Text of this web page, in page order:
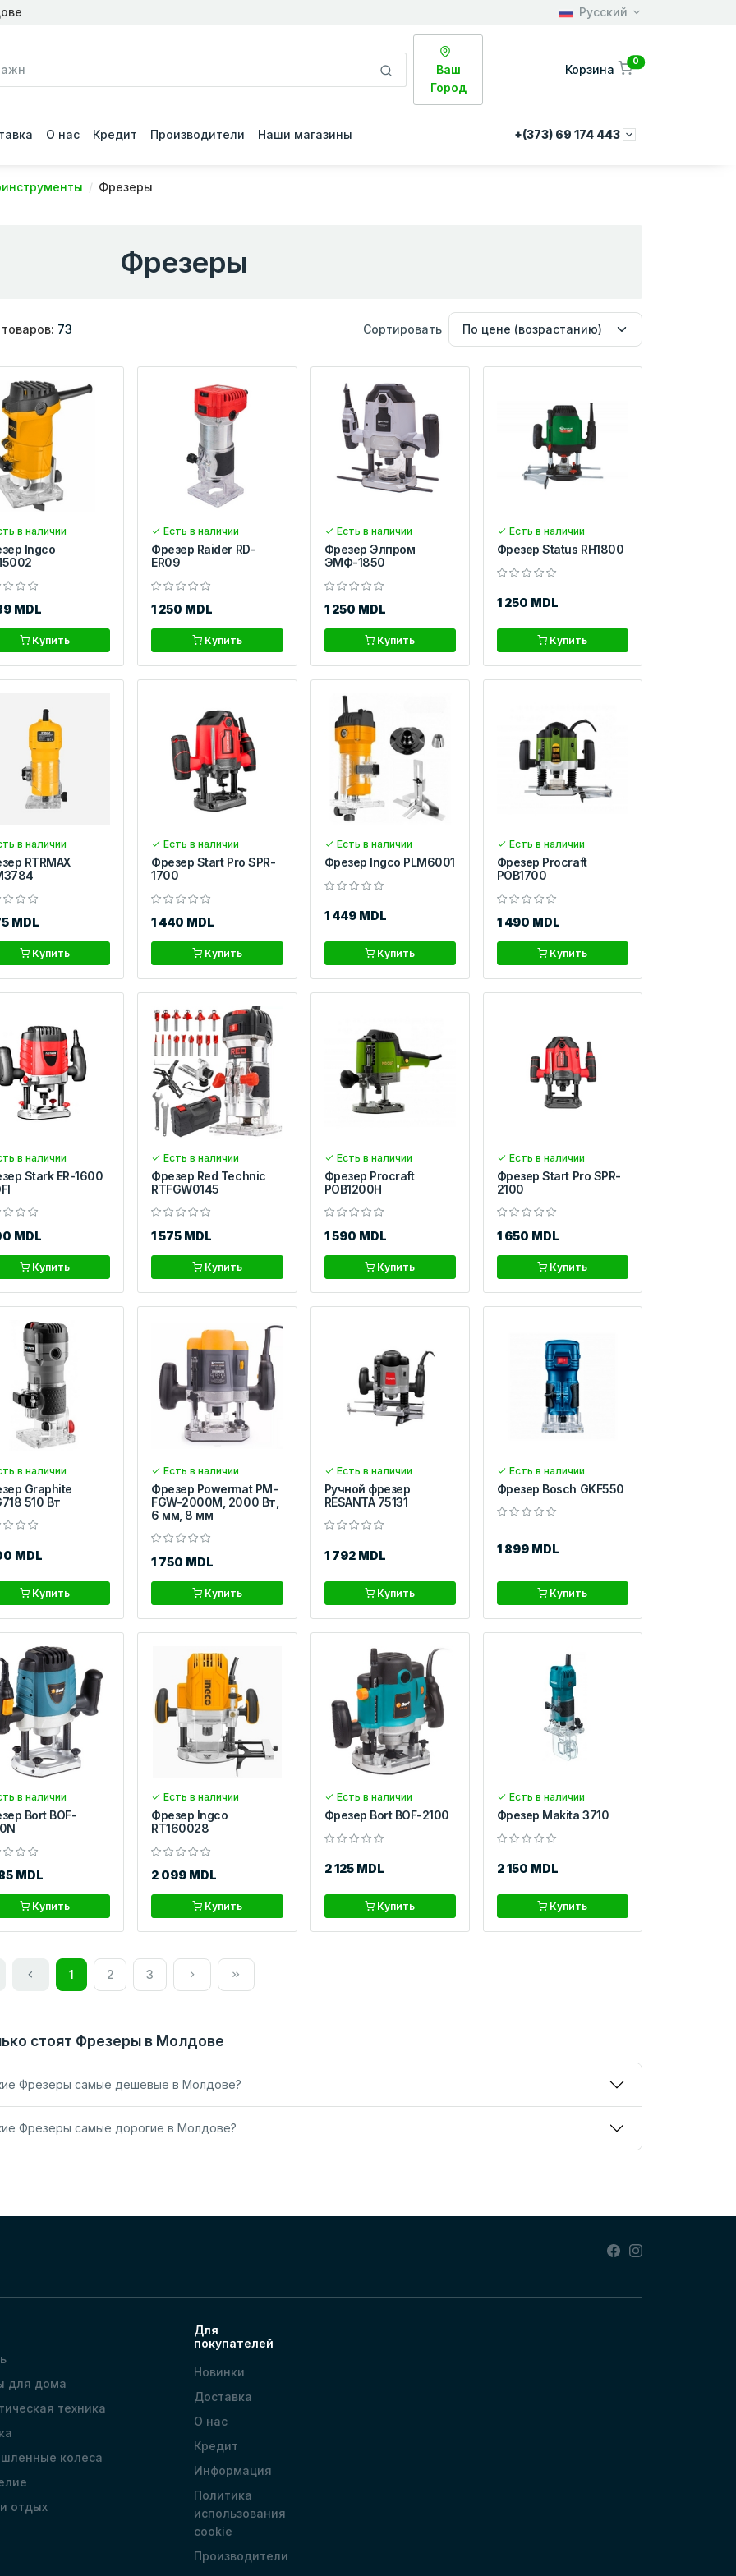
Русский
Ваш
Город
Корзина
0
О нас Кредит Производители Наши магазины +(373) 69 174 443
Фрезеры
Фрезеры
73 Сортировать
в наличии
Ingco
MDL
Купить
Есть в наличии
Фрезер Raider RD-
ER09
1 250 MDL
Купить
Есть в наличии
Фрезер Элпром
ЭМФ-1850
1 250 MDL
Купить
Есть в наличии
Фрезер Status RH1800
1 250 MDL
Купить
в наличии
RTRMAX
MDL
Купить
Есть в наличии
Фрезер Start Pro SPR-
1700
1 440 MDL
Купить
Есть в наличии
Фрезер Ingco PLM6001
1 449 MDL
Купить
Есть в наличии
Фрезер Procraft
POB1700
1 490 MDL
Купить
в наличии
Stark ER-1600
MDL
Купить
Есть в наличии
Фрезер Red Technic
RTFGW0145
1 575 MDL
Купить
Есть в наличии
Фрезер Procraft
POB1200H
1 590 MDL
Купить
Есть в наличии
Фрезер Start Pro SPR-
2100
1 650 MDL
Купить
в наличии
Graphite
510 Вт
MDL
Купить
Есть в наличии
Фрезер Powermat PM-
FGW-2000M, 2000 Вт,
6 мм, 8 мм
1 750 MDL
Купить
Есть в наличии
Ручной фрезер
RESANTA 75131
1 792 MDL
Купить
Есть в наличии
Фрезер Bosch GKF550
1 899 MDL
Купить
в наличии
Bort BOF-
MDL
Купить
Есть в наличии
Фрезер Ingco
RT160028
2 099 MDL
Купить
Есть в наличии
Фрезер Bort BOF-2100
2 125 MDL
Купить
Есть в наличии
Фрезер Makita 3710
2 150 MDL
Купить
1 2 3
стоят Фрезеры в Молдове
Фрезеры самые дешевые в Молдове?
Фрезеры самые дорогие в Молдове?
для дома
техника
колеса
отдых
Для
покупателей
Новинки
Доставка
О нас
Кредит
Информация
Политика
использования
cookie
Производители